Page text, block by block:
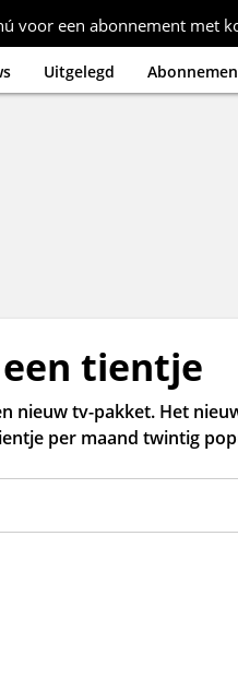
voor een abonnement met
Uitgelegd
tientje
nieuw tv-pakket. Het
per maand twintig